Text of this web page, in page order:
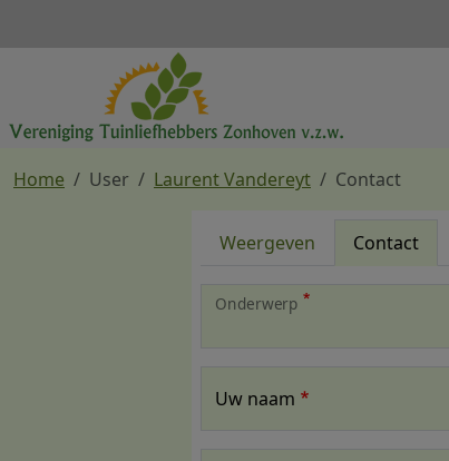
Home User Laurent Vandereyt Contact
Primaire tabs
Weergeven Contact
Onderwerp
Uw naam